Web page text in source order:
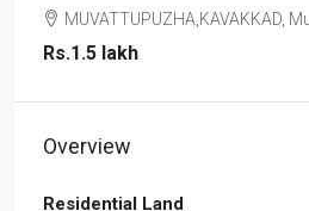
MUVATTUPUZHA,KAVAKKAD,
Rs.1.5 lakh
Overview
Residential Land